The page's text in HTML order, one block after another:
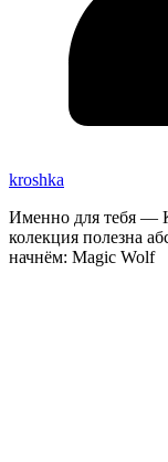
kroshka
Именно для тебя —
колекция полезна
начнём: Magic Wolf